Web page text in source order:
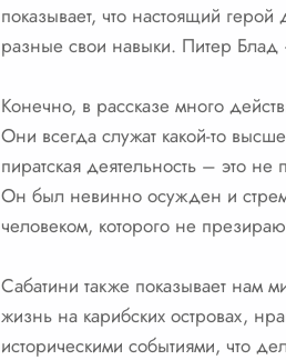
показывает, что настоящий
разные свои навыки. Питер Блад
Конечно, в рассказе много
Они всегда служат какой-то
пиратская деятельность – это
Он был невинно осужден и
человеком, которого не
Сабатини также показывает нам
жизнь на карибских островах,
историческими событиями, что